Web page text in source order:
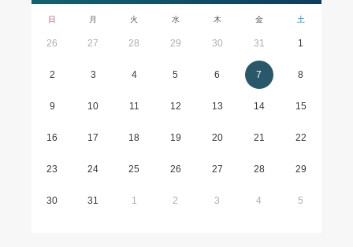
日 月 火 水 木 金 土
26 27 28 29 30 31 1
2 3 4 5 6 7 8
9 10 11 12 13 14 15
16 17 18 19 20 21 22
23 24 25 26 27 28 29
30 31 1 2 3 4 5